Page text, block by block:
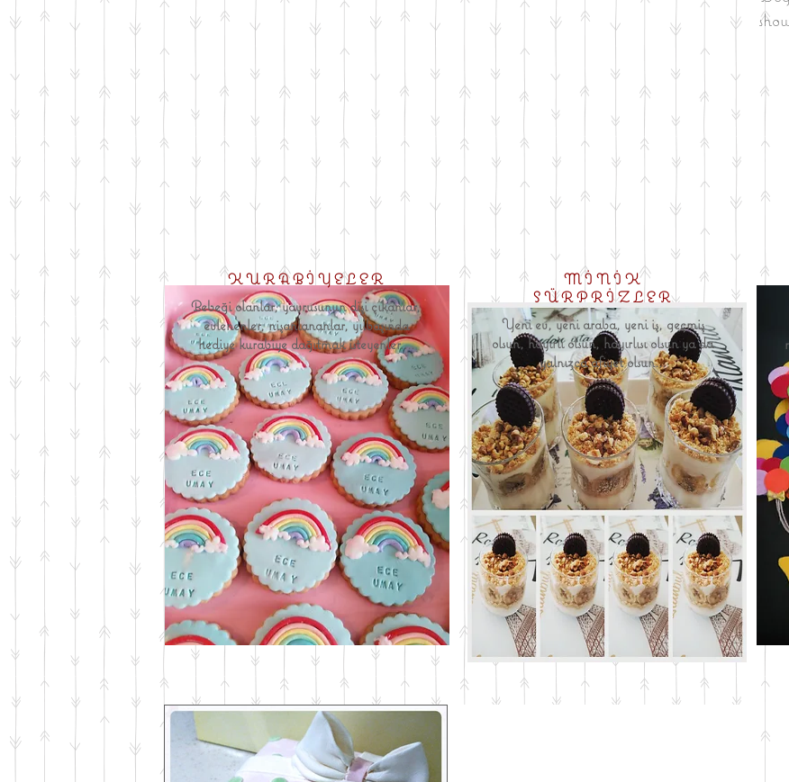
KURABİYELER
Bebeği olanlar, yavrusunun dişi çıkanlar,
evlenenler, nişanlananlar, yılbaşında
hediye kurabiye dağıtmak isteyenler....
MİNİK
SÜRPRİZLER
Yeni ev, yeni araba, yeni iş, geçmiş
olsun, hayırlı olsun, hayırlısı olsun ya da
yalnızca afiyet olsun...